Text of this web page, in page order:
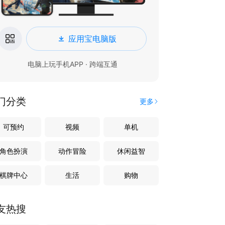
应用宝电脑版
电脑上玩手机APP · 跨端互通
分类 更多
可预约 视频 单机
角色扮演 动作冒险 休闲益智
棋牌中心 生活 购物
热搜